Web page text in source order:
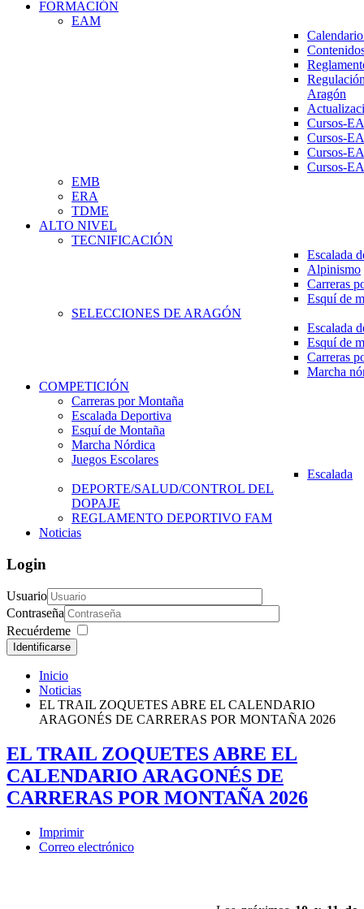
FORMACIÓN
EAM
Aragón
Cursos-
Cursos-
Cursos-
Cursos-
EMB
ERA
TDME
ALTO NIVEL
TECNIFICACIÓN
Escalada
Alpinismo
Carreras
Esquí de
SELECCIONES DE ARAGÓN
Escalada
Esquí de
Carreras
Marcha
COMPETICIÓN
Carreras por Montaña
Escalada Deportiva
Esquí de Montaña
Marcha Nórdica
Juegos Escolares
Escalada
DEPORTE/SALUD/CONTROL DEL
DOPAJE
REGLAMENTO DEPORTIVO FAM
Noticias
Login
Usuario
Contraseña
Recuérdeme
Identificarse
Inicio
Noticias
EL TRAIL ZOQUETES ABRE EL CALENDARIO
ARAGONÉS DE CARRERAS POR MONTAÑA 2026
EL TRAIL ZOQUETES ABRE EL
CALENDARIO ARAGONÉS DE
CARRERAS POR MONTAÑA 2026
Imprimir
Correo electrónico